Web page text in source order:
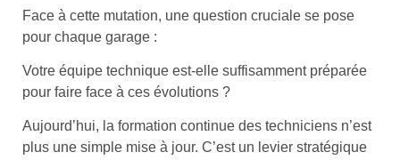
Face à cette mutation, une question cruciale se pose
pour chaque garage :
Votre équipe technique est-elle suffisamment préparée
pour faire face à ces évolutions ?
Aujourd’hui, la formation continue des techniciens n’est
plus une simple mise à jour. C’est un levier stratégique